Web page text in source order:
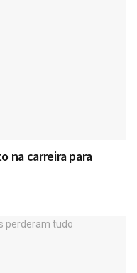
na carreira para